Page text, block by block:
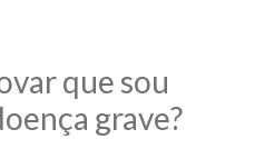
que sou
grave?